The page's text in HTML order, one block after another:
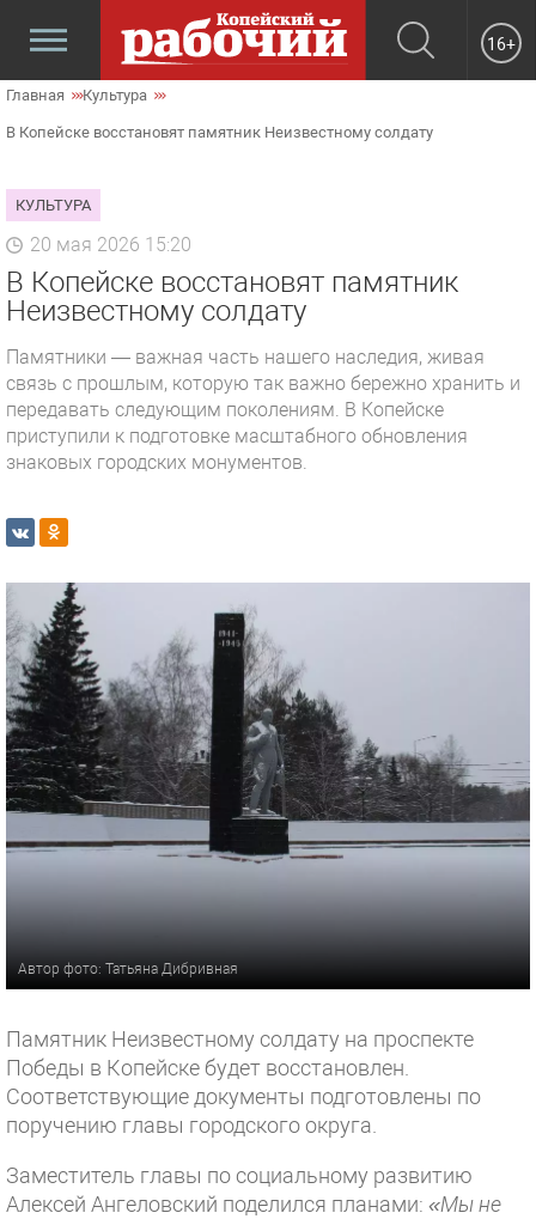
16+
Главная Культура
В Копейске восстановят памятник Неизвестному солдату
КУЛЬТУРА
20 мая 2026 15:20
В Копейске восстановят памятник
Неизвестному солдату
Памятники — важная часть нашего наследия, живая
связь с прошлым, которую так важно бережно хранить и
передавать следующим поколениям. В Копейске
приступили к подготовке масштабного обновления
знаковых городских монументов.
Автор фото: Татьяна Дибривная
Памятник Неизвестному солдату на проспекте
Победы в Копейске будет восстановлен.
Соответствующие документы подготовлены по
поручению главы городского округа.
Заместитель главы по социальному развитию
Алексей Ангеловский поделился планами: «Мы не